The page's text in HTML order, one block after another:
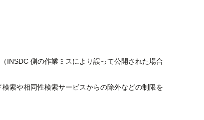
INSDC 側の作業ミスにより誤って公開された場合
索や相同性検索サービスからの除外などの制限を